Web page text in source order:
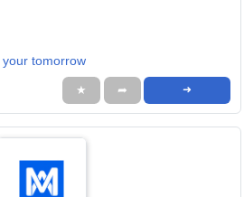
tomorrow
★ ➦ ➜